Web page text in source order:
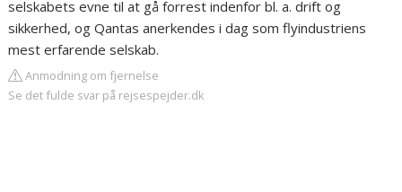
selskabets evne til at gå forrest indenfor bl. a. drift og
sikkerhed, og Qantas anerkendes i dag som flyindustriens
mest erfarende selskab.
Anmodning om fjernelse
Se det fulde svar på rejsespejder.dk